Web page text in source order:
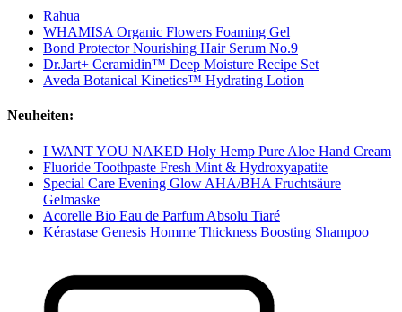
Rahua
WHAMISA Organic Flowers Foaming Gel
Bond Protector Nourishing Hair Serum No.9
Dr.Jart+ Ceramidin™ Deep Moisture Recipe Set
Aveda Botanical Kinetics™ Hydrating Lotion
Neuheiten:
I WANT YOU NAKED Holy Hemp Pure Aloe Hand Cream
Fluoride Toothpaste Fresh Mint & Hydroxyapatite
Special Care Evening Glow AHA/BHA Fruchtsäure
Gelmaske
Acorelle Bio Eau de Parfum Absolu Tiaré
Kérastase Genesis Homme Thickness Boosting Shampoo